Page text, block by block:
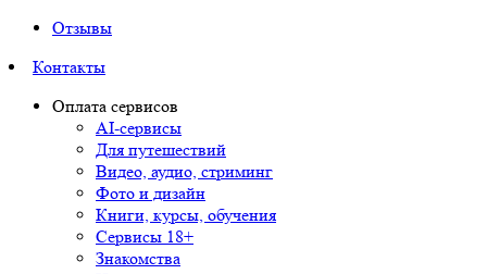
Отзывы
Контакты
Оплата сервисов
AI-сервисы
Для путешествий
Видео, аудио, стриминг
Фото и дизайн
Книги, курсы, обучения
Сервисы 18+
Знакомства